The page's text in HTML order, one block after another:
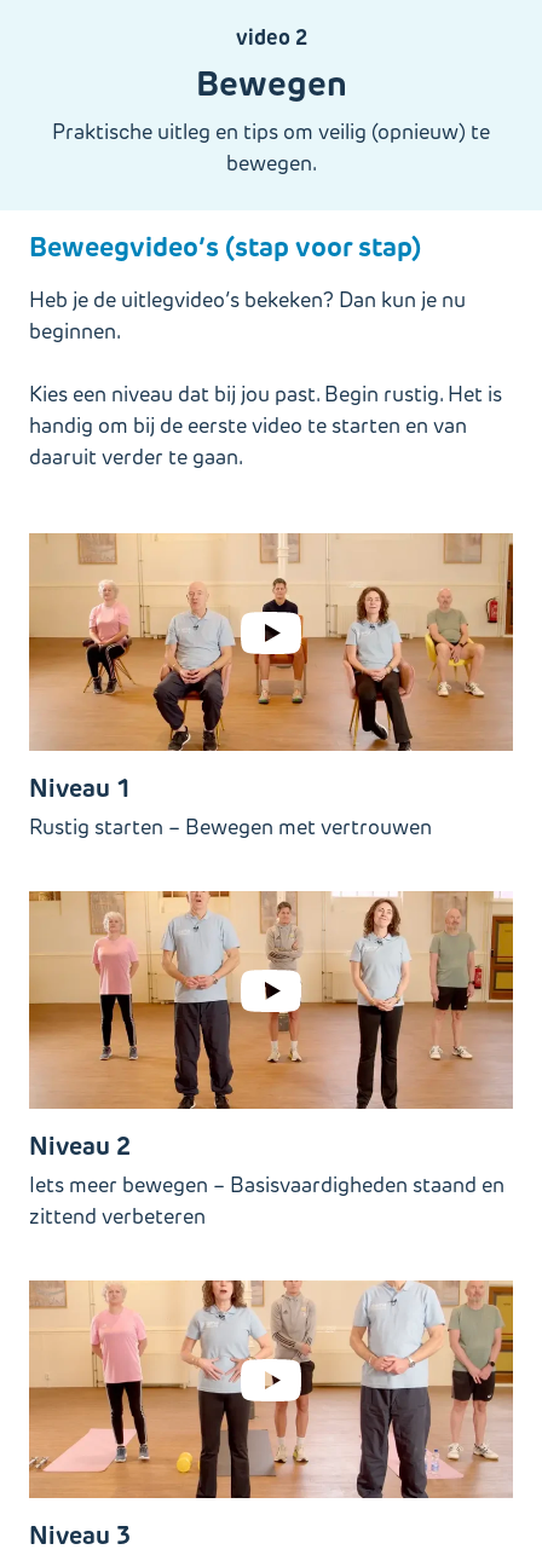
video 2
Bewegen
Praktische uitleg en tips om veilig (opnieuw) te
bewegen.
Beweegvideo’s (stap voor stap)
Heb je de uitlegvideo’s bekeken? Dan kun je nu
beginnen.
Kies een niveau dat bij jou past. Begin rustig. Het is
handig om bij de eerste video te starten en van
daaruit verder te gaan.
Niveau 1
Rustig starten – Bewegen met vertrouwen
Niveau 2
Iets meer bewegen – Basisvaardigheden staand en
zittend verbeteren
Niveau 3